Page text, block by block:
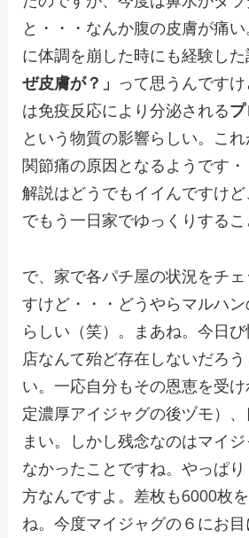
と・・・なんか腹の皮膚が痛
に体調を崩した時にも経験した
ぜ皮膚が？」 って思うんです
は免疫反応により分泌される
という物質の影響らしい。これ
関節痛の原因となるようです
解説はどうでもイイんですけ
でもう一日家でゆっくりするこ
で、家で各パチ屋の状況をチ
すけど・・・どうやらマルハ
らしい（笑）。まあね。今日
店なんて殆ど存在しないだろ
い。一応自分もその恩恵を受
定濃厚アイジャグの後ヅモ）
まい。しかし残念なのはマイ
なかったことですね。やっぱ
方なんですよ。差枚も6000枚
ね。今度マイジャグの６にお